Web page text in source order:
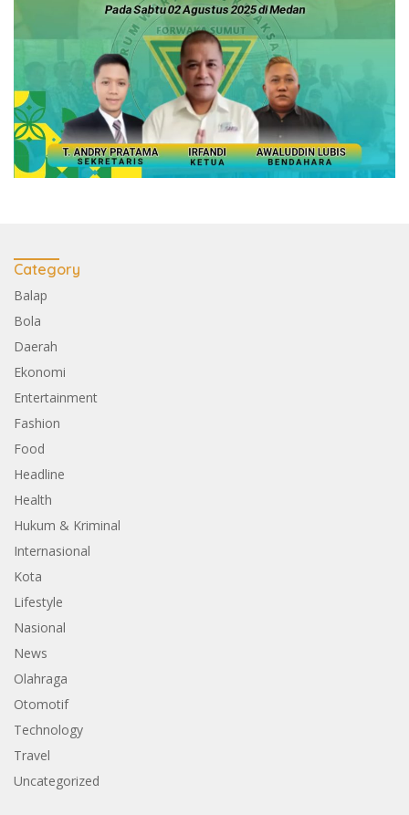
Category
Balap
Bola
Daerah
Ekonomi
Entertainment
Fashion
Food
Headline
Health
Hukum & Kriminal
Internasional
Kota
Lifestyle
Nasional
News
Olahraga
Otomotif
Technology
Travel
Uncategorized